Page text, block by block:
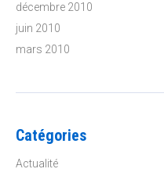
décembre 2010
juin 2010
mars 2010
Catégories
Actualité